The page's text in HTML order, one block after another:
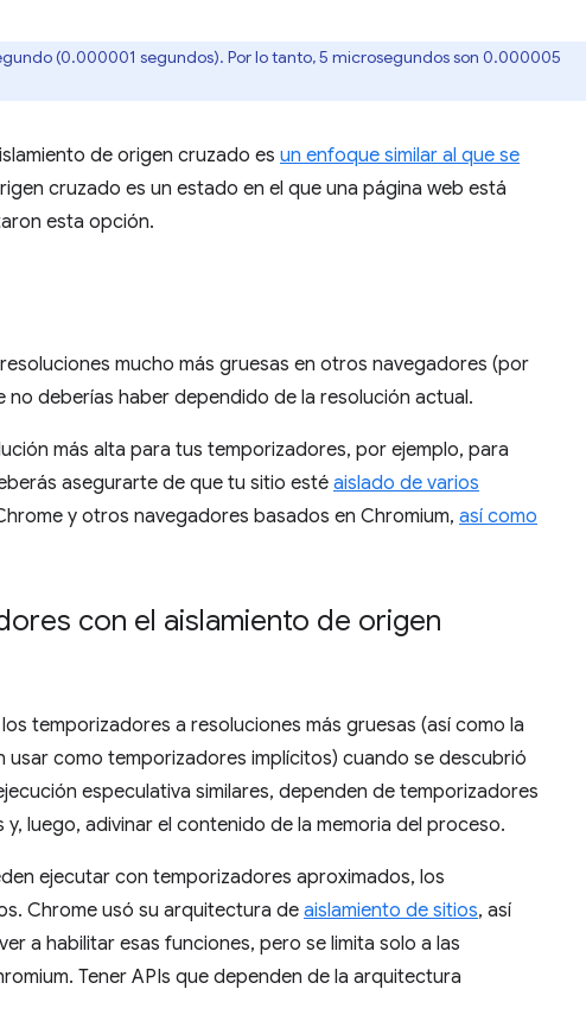
(0.000001 segundos). Por lo tanto, 5 microsegundos son 0.000005
de origen cruzado es un enfoque similar al que se
cruzado es un estado en el que una página web está
esta opción.
mucho más gruesas en otros navegadores (por
no deberías haber dependido de la resolución actual.
más alta para tus temporizadores, por ejemplo, para
asegurarte de que tu sitio esté aislado de varios
y otros navegadores basados en Chromium, así como
con el aislamiento de origen
temporizadores a resoluciones más gruesas (así como la
como temporizadores implícitos) cuando se descubrió
especulativa similares, dependen de temporizadores
luego, adivinar el contenido de la memoria del proceso.
ejecutar con temporizadores aproximados, los
Chrome usó su arquitectura de aislamiento de sitios, así
a habilitar esas funciones, pero se limita solo a las
Tener APIs que dependen de la arquitectura